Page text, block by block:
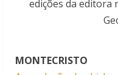
edições da editora
MONTECRISTO